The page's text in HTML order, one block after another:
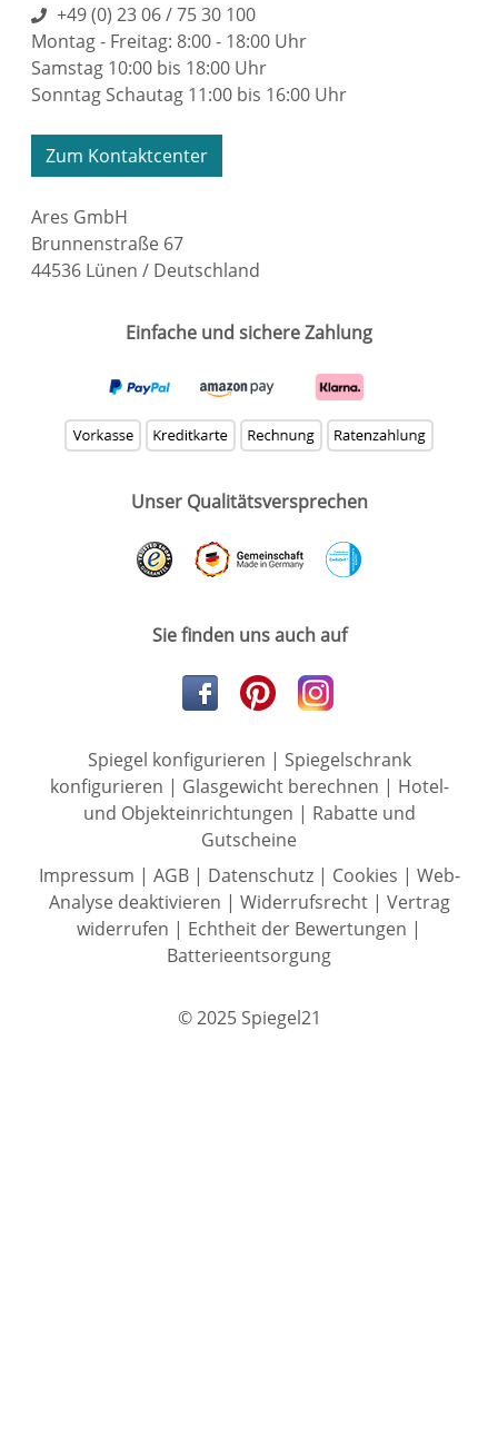
+49 (0) 23 06 / 75 30 100
Montag - Freitag: 8:00 - 18:00 Uhr
Samstag 10:00 bis 18:00 Uhr
Sonntag Schautag 11:00 bis 16:00 Uhr
Zum Kontaktcenter
Ares GmbH
Brunnenstraße 67
44536 Lünen / Deutschland
Einfache und sichere Zahlung
Unser Qualitätsversprechen
Sie finden uns auch auf
Spiegel konfigurieren | Spiegelschrank
konfigurieren | Glasgewicht berechnen | Hotel-
und Objekteinrichtungen | Rabatte und
Gutscheine
Impressum | AGB| Datenschutz| Cookies | Web-
Analyse deaktivieren | Widerrufsrecht| Vertrag
widerrufen | Echtheit der Bewertungen |
Batterieentsorgung
© 2025 Spiegel21